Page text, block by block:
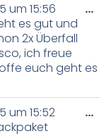
um 15:56
es gut und
2x Überfall
ich freue
euch geht es
…
um 15:52
…